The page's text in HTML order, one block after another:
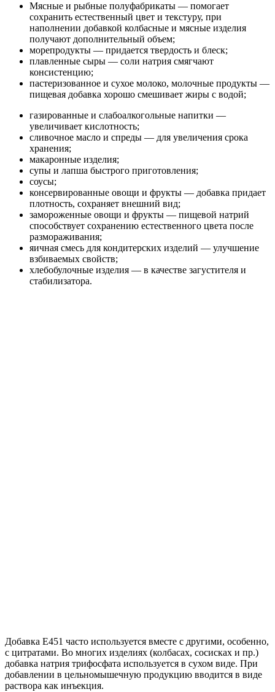
Мясные и рыбные полуфабрикаты — помогает
сохранить естественный цвет и текстуру, при
наполнении добавкой колбасные и мясные изделия
получают дополнительный объем;
морепродукты — придается твердость и блеск;
плавленные сыры — соли натрия смягчают
консистенцию;
пастеризованное и сухое молоко, молочные продукты —
пищевая добавка хорошо смешивает жиры с водой;
газированные и слабоалкогольные напитки —
увеличивает кислотность;
сливочное масло и спреды — для увеличения срока
хранения;
макаронные изделия;
супы и лапша быстрого приготовления;
соусы;
консервированные овощи и фрукты — добавка придает
плотность, сохраняет внешний вид;
замороженные овощи и фрукты — пищевой натрий
способствует сохранению естественного цвета после
размораживания;
яичная смесь для кондитерских изделий — улучшение
взбиваемых свойств;
хлебобулочные изделия — в качестве загустителя и
стабилизатора.
Добавка Е451 часто используется вместе с другими, особенно,
с цитратами. Во многих изделиях (колбасах, сосисках и пр.)
добавка натрия трифосфата используется в сухом виде. При
добавлении в цельномышечную продукцию вводится в виде
раствора как инъекция.